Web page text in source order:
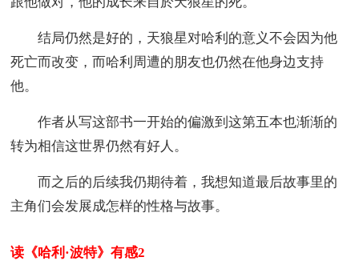
结局仍然是好的，天狼星对哈利的意义不会因为他
死亡而改变，而哈利周遭的朋友也仍然在他身边支持
他。
作者从写这部书一开始的偏激到这第五本也渐渐的
转为相信这世界仍然有好人。
而之后的后续我仍期待着，我想知道最后故事里的
主角们会发展成怎样的性格与故事。
读《哈利·波特》有感2